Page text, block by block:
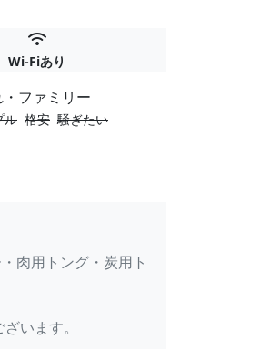
Wi-Fiあり
ファミリー
ル 格安 騒ぎたい
肉用トング・炭用ト
います。